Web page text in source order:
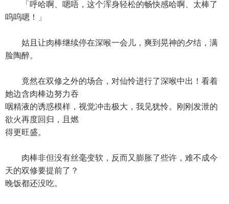
「呼哈啊、嗯唔，这个浑身轻松的畅快感哈啊、太棒了
呜呜嗯！」
姑且让肉棒继续停在深喉一会儿，爽到晃神的夕结，满
脸陶醉。
竟然在双修之外的场合，对仙怜进行了深喉中出！看着
她边含肉棒边努力吞
咽精液的诱惑模样，视觉冲击极大，我见犹怜。刚刚发泄的
欲火再度回归，且燃
得更旺盛。
肉棒非但没有丝毫变软，反而又膨胀了些许，难不成今
天的双修要提前了？
晚饭都还没吃。